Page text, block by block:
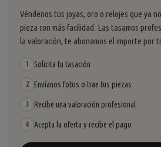
Véndenos tus joyas, oro o relojes que ya
pieza con más facilidad. Las tasamos
la valoración, te abonamos el importe por
1 Solicita tu tasación
2 Envíanos fotos o trae tus piezas
3 Recibe una valoración profesional
4 Acepta la oferta y recibe el pago